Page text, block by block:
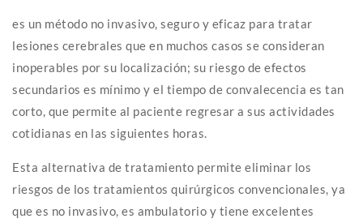
es un método no invasivo, seguro y eficaz para tratar
lesiones cerebrales que en muchos casos se consideran
inoperables por su localización; su riesgo de efectos
secundarios es mínimo y el tiempo de convalecencia es tan
corto, que permite al paciente regresar a sus actividades
cotidianas en las siguientes horas.
Esta alternativa de tratamiento permite eliminar los
riesgos de los tratamientos quirúrgicos convencionales, ya
que es no invasivo, es ambulatorio y tiene excelentes